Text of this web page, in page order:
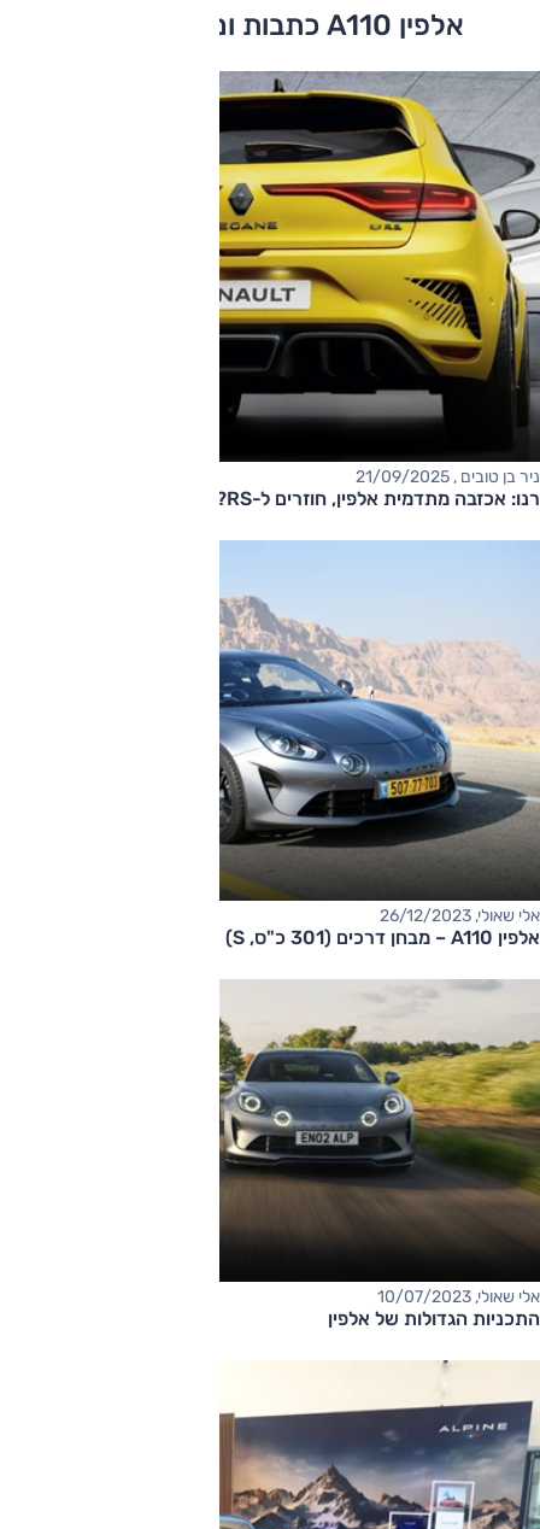
אלפין A110 כתבות ומבחני דרכים
ניר בן טובים , 21/09/2025
רנו: אכזבה מתדמית אלפין, חוזרים ל-RS?
אלי שאולי, 26/12/2023
אלפין A110 – מבחן דרכים (301 כ"ס, S)
אלי שאולי, 10/07/2023
התכניות הגדולות של אלפין